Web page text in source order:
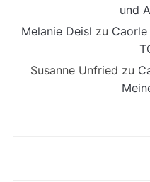
und
Melanie Deisl zu
Susanne Unfried zu